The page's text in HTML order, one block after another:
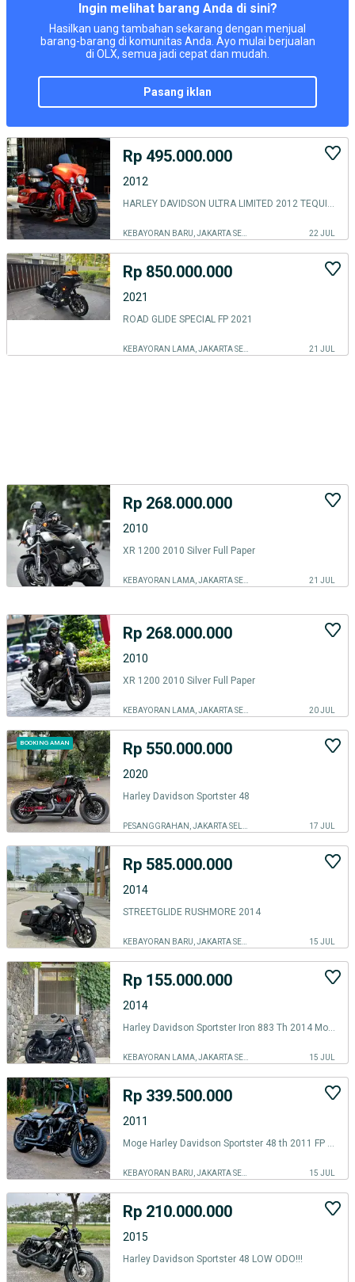
Ingin melihat barang Anda di sini?
Hasilkan uang tambahan sekarang dengan menjual
barang-barang di komunitas Anda. Ayo mulai berjualan
di OLX, semua jadi cepat dan mudah.
pasang iklan
Rp 495.000.000
2012
HARLEY DAVIDSON ULTRA LIMITED 2012 TEQUILA ORANGE FULL PAPER MABUA
22 JUL
Rp 850.000.000
2021
ROAD GLIDE SPECIAL FP 2021
21 JUL
Rp 268.000.000
2010
XR 1200 2010 Silver Full Paper
21 JUL
Rp 268.000.000
2010
XR 1200 2010 Silver Full Paper
20 JUL
BOOKING AMAN Rp 550.000.000
2020
Harley Davidson Sportster 48
17 JUL
Rp 585.000.000
2014
STREETGLIDE RUSHMORE 2014
15 JUL
Rp 155.000.000
2014
Harley Davidson Sportster Iron 883 Th 2014 Moge Jos Mulus
15 JUL
Rp 339.500.000
2011
Moge Harley Davidson Sportster 48 th 2011 FP Mabua Like New Siap Gas
15 JUL
Rp 210.000.000
2015
Harley Davidson Sportster 48 LOW ODO!!!